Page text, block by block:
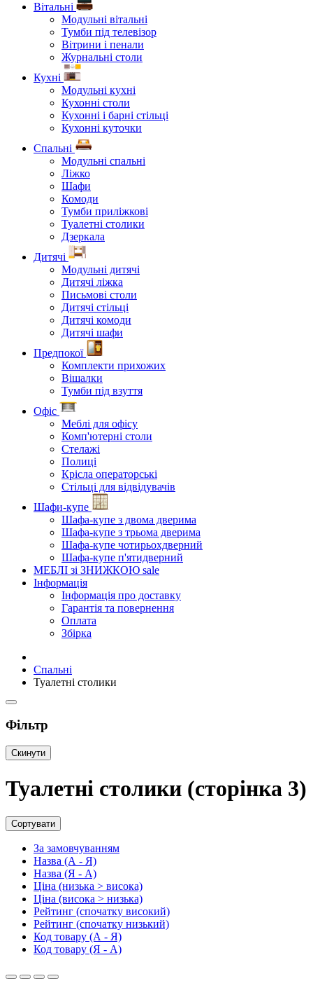
Вітальні
Модульні вітальні
Тумби під телевізор
Вітрини і пенали
Журнальні столи
Кухні
Модульні кухні
Кухонні столи
Кухонні і барні стільці
Кухонні куточки
Спальні
Модульні спальні
Ліжко
Шафи
Комоди
Тумби приліжкові
Туалетні столики
Дзеркала
Дитячі
Модульні дитячі
Дитячі ліжка
Письмові столи
Дитячі стільці
Дитячі комоди
Дитячі шафи
Предпокої
Комплекти прихожих
Вішалки
Тумби під взуття
Офіс
Меблі для офісу
Комп'ютерні столи
Стелажі
Полиці
Крісла операторські
Стільці для відвідувачів
Шафи-купе
Шафа-купе з двома дверима
Шафа-купе з трьома дверима
Шафа-купе чотирьохдверний
Шафа-купе п'ятидверний
МЕБЛІ зі ЗНИЖКОЮ sale
Інформація
Інформація про доставку
Гарантія та повернення
Оплата
Збірка
Спальні
Туалетні столики
Фільтр
Скинути
Туалетні столики (сторінка 3)
Сортувати
За замовчуванням
Назва (А - Я)
Назва (Я - А)
Ціна (низька > висока)
Ціна (висока > низька)
Рейтинг (спочатку високий)
Рейтинг (спочатку низький)
Код товару (А - Я)
Код товару (Я - А)